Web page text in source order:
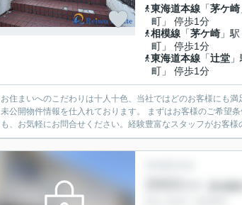
東海道本線 「茅ケ崎
町」 停歩1分
相模線 「茅ケ崎 」
町」 停歩1分
東海道本線 「辻堂
町」 停歩1分
お住まいへのこだわりは十人十色、当社ではどのお客様にも
未公開物件情報を仕入れております。 まずはお客様のご希望
も、お気軽にお問合せください。経験豊富なスタッフがお客